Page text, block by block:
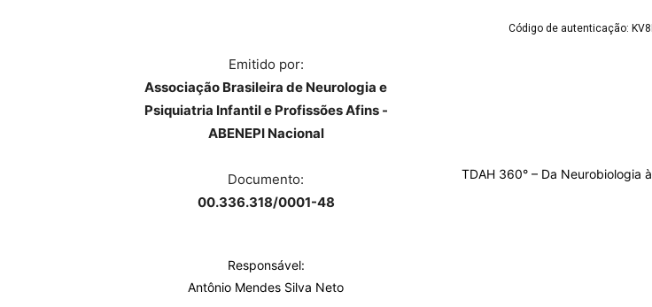
Código de autenticação:
Emitido por:
Associação Brasileira de Neurologia e
Psiquiatria Infantil e Profissões Afins -
ABENEPI Nacional
Documento:
00.336.318/0001-48
Responsável:
Antônio Mendes Silva Neto
TDAH 360° – Da Neurobiologia